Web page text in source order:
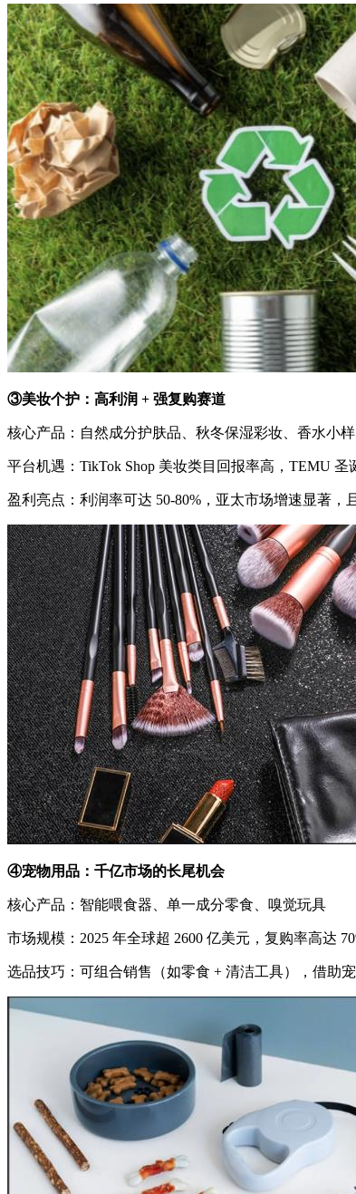
③美妆个护：高利润 + 强复购赛道
核心产品：自然成分护肤品、秋冬保湿彩妆、香水小样
平台机遇：TikTok Shop 美妆类目回报率高，TEMU
盈利亮点：利润率可达 50-80%，亚太市场增速显著，
④宠物用品：千亿市场的长尾机会
核心产品：智能喂食器、单一成分零食、嗅觉玩具
市场规模：2025 年全球超 2600 亿美元，复购率高达
选品技巧：可组合销售（如零食 + 清洁工具），借助